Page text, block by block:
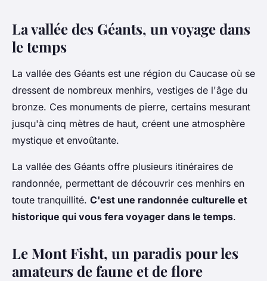
La vallée des Géants, un voyage dans
le temps
La vallée des Géants est une région du Caucase où se
dressent de nombreux menhirs, vestiges de l'âge du
bronze. Ces monuments de pierre, certains mesurant
jusqu'à cinq mètres de haut, créent une atmosphère
mystique et envoûtante.
La vallée des Géants offre plusieurs itinéraires de
randonnée, permettant de découvrir ces menhirs en
toute tranquillité. C'est une randonnée culturelle et
historique qui vous fera voyager dans le temps.
Le Mont Fisht, un paradis pour les
amateurs de faune et de flore